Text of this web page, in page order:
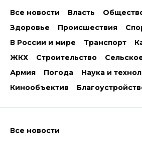
Все новости Власть
Здоровье
Происшествия
В России и мире
Транспорт
ЖКХ
Строительство
Армия
Погода
Наука и
Кинообъектив
Все новости